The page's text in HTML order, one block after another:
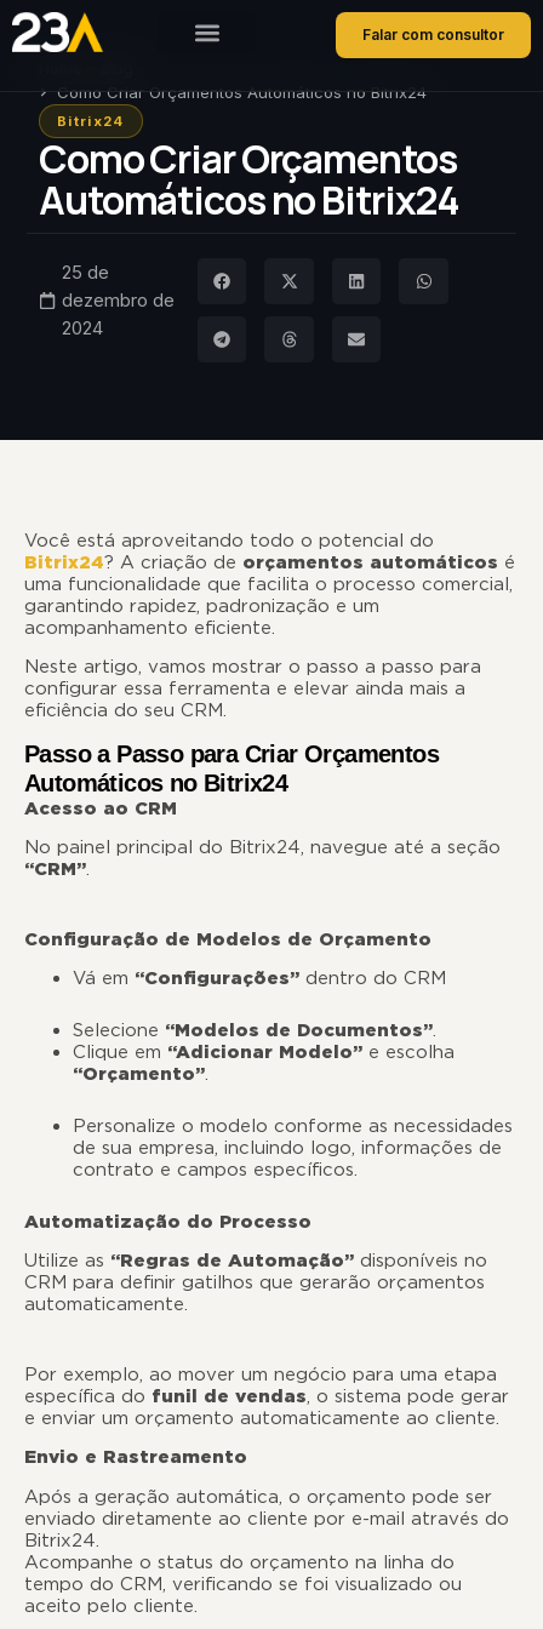
Falar com consultor
Como Criar Orçamentos Automáticos no Bitrix24
Bitrix24
Como Criar Orçamentos
Automáticos no Bitrix24
25 de
dezembro de
2024
Você está aproveitando todo o potencial do
Bitrix24? A criação de orçamentos automáticos é
uma funcionalidade que facilita o processo comercial,
garantindo rapidez, padronização e um
acompanhamento eficiente.
Neste artigo, vamos mostrar o passo a passo para
configurar essa ferramenta e elevar ainda mais a
eficiência do seu CRM.
Passo a Passo para Criar Orçamentos
Automáticos no Bitrix24
Acesso ao CRM
No painel principal do Bitrix24, navegue até a seção
“CRM”.
Configuração de Modelos de Orçamento
Vá em “Configurações” dentro do CRM
Selecione “Modelos de Documentos”.
Clique em “Adicionar Modelo” e escolha
“Orçamento”.
Personalize o modelo conforme as necessidades
de sua empresa, incluindo logo, informações de
contrato e campos específicos.
Automatização do Processo
Utilize as “Regras de Automação” disponíveis no
CRM para definir gatilhos que gerarão orçamentos
automaticamente.
Por exemplo, ao mover um negócio para uma etapa
específica do funil de vendas, o sistema pode gerar
e enviar um orçamento automaticamente ao cliente.
Envio e Rastreamento
Após a geração automática, o orçamento pode ser
enviado diretamente ao cliente por e-mail através do
Bitrix24.
Acompanhe o status do orçamento na linha do
tempo do CRM, verificando se foi visualizado ou
aceito pelo cliente.